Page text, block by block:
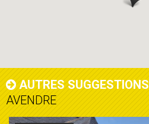
AUTRES SUGGESTIONS
AVENDRE